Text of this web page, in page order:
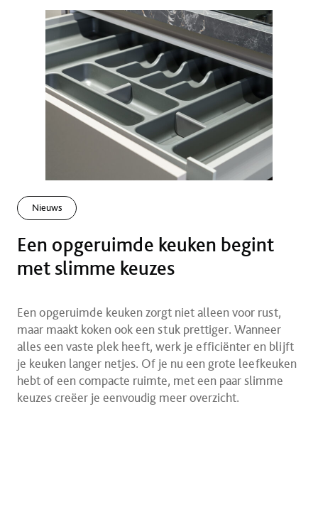
Nieuws
Een opgeruimde keuken begint
met slimme keuzes
Een opgeruimde keuken zorgt niet alleen voor rust,
maar maakt koken ook een stuk prettiger. Wanneer
alles een vaste plek heeft, werk je efficiënter en blijft
je keuken langer netjes. Of je nu een grote leefkeuken
hebt of een compacte ruimte, met een paar slimme
keuzes creëer je eenvoudig meer overzicht.